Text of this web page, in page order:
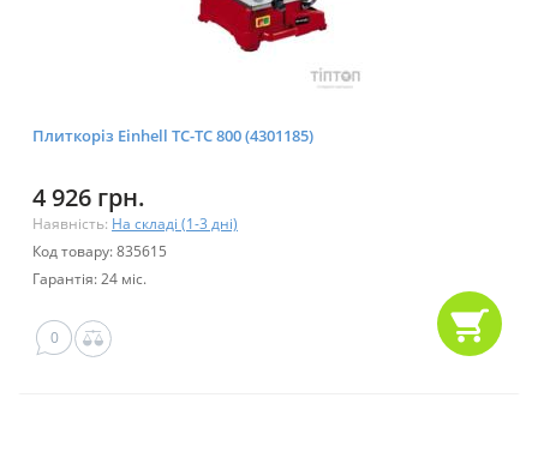
Плиткоріз Einhell TC-TC 800 (4301185)
4 926 грн.
Наявність: На складі (1-3 дні)
Код товару: 835615
Гарантія: 24 міс.
0